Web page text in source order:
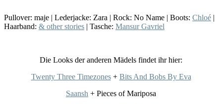
Pullover: maje | Lederjacke: Zara | Rock: No Name | Boots: Chloé |
Haarband: & other stories | Tasche: Mansur Gavriel
Die Looks der anderen Mädels findet ihr hier:
Twenty Three Timezones+ Bits And Bobs By Eva
Saansh + Pieces of Mariposa